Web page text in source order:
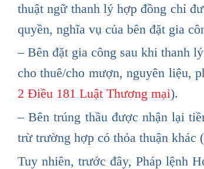
thuật ngữ thanh lý hợp đồng chỉ
quyền, nghĩa vụ của bên đặt gia
– Bên đặt gia công sau khi thanh
cho thuê/cho mượn, nguyên liệu,
2 Điều 181 Luật Thương mại).
– Bên trúng thầu được nhận lại
trừ trường hợp có thỏa thuận
Tuy nhiên, trước đây, Pháp lệnh